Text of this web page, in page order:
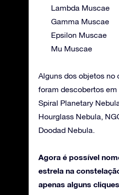
Lambda Muscae
Gamma Muscae
Epsilon Muscae
Mu Muscae
Alguns dos objetos no
foram descobertos
Spiral Planetary
Hourglass Nebula,
Doodad Nebula.
Agora é possível
estrela na
apenas alguns